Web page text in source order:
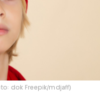
dok Freepik/mdjaff)